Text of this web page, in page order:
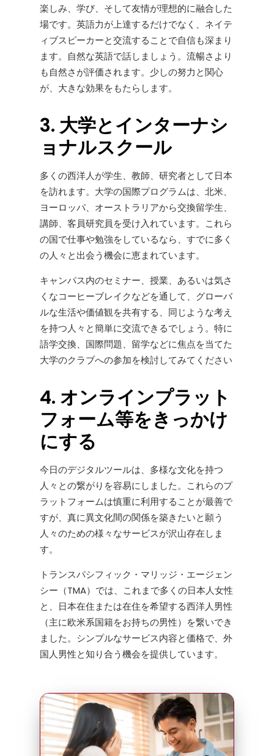
楽しみ、学び、そして友情が理想的に融合した
場です。英語力が上達するだけでなく、ネイテ
ィブスピーカーと交流することで自信も深まり
ます。自然な英語で話しましょう。流暢さより
も自然さが評価されます。少しの努力と関心
が、大きな効果をもたらします。
3. 大学とインターナシ
ョナルスクール
多くの西洋人が学生、教師、研究者として日本
を訪れます。大学の国際プログラムは、北米、
ヨーロッパ、オーストラリアから交換留学生、
講師、客員研究員を受け入れています。これら
の国で仕事や勉強をしているなら、すでに多く
の人々と出会う機会に恵まれています。
キャンパス内のセミナー、授業、あるいは気さ
くなコーヒーブレイクなどを通して、グローバ
ルな生活や価値観を共有する、同じような考え
を持つ人々と簡単に交流できるでしょう。特に
語学交換、国際問題、留学などに焦点を当てた
大学のクラブへの参加を検討してみてください
4. オンラインプラット
フォーム等をきっかけ
にする
今日のデジタルツールは、多様な文化を持つ
人々との繋がりを容易にしました。これらのプ
ラットフォームは慎重に利用することが最善で
すが、真に異文化間の関係を築きたいと願う
人々のための様々なサービスが沢山存在しま
す。
トランスパシフィック・マリッジ・エージェン
シー（TMA）では、これまで多くの日本人女性
と、日本在住または在住を希望する西洋人男性
（主に欧米系国籍をお持ちの男性）を繋いでき
ました。シンプルなサービス内容と価格で、外
国人男性と知り合う機会を提供しています。